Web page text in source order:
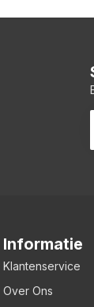
Informatie
Klantenservice
Over Ons